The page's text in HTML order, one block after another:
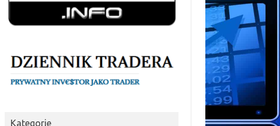
Kategorie